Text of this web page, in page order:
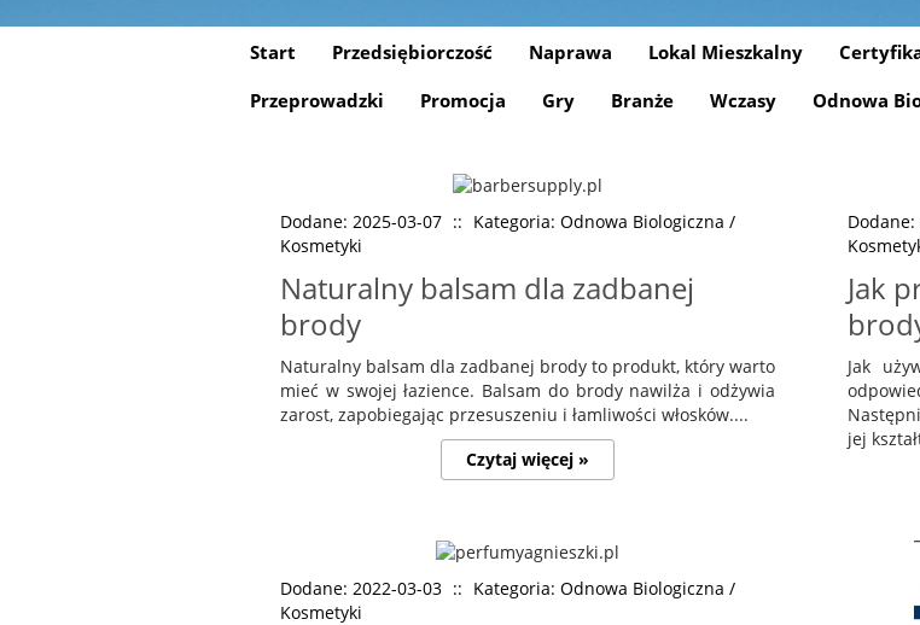
Start Przedsiębiorczość Naprawa Lokal Mieszkalny
Przeprowadzki
Promocja Gry Branże Wczasy Odnowa
Dodane: 2025-03-07 :: Kategoria: Odnowa Biologiczna /
Kosmetyki
Naturalny balsam dla zadbanej
brody
Naturalny balsam dla zadbanej brody to produkt, który warto
mieć w swojej łazience. Balsam do brody nawilża i odżywia
zarost, zapobiegając przesuszeniu i łamliwości włosków....
Czytaj więcej »
Dodane:
Jak
Jak
jej
Dodane: 2022-03-03 :: Kategoria: Odnowa Biologiczna /
Kosmetyki